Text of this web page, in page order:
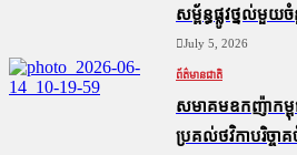
សម្ព័ន្ធ​ផ្លូវថ្នល់​មួយ​
July 5, 2026
ព័ត៌មានជាតិ
សមាគមឧកញ៉ាកម្ពុ
ប្រគល់ថវិកាបរិច្ច